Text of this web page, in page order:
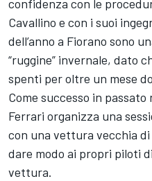
confidenza con le
Cavallino e con i suoi
dell’anno a Fiorano sono
“ruggine” invernale, dato
spenti per oltre un mese
Come successo in
Ferrari organizza una
con una vettura vecchia
dare modo ai propri piloti
vettura.